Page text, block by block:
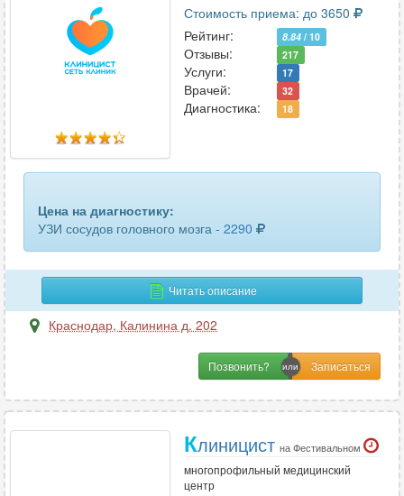
16
желчного пузыря
желчного пузыря с определением функции
кисти руки
кожи
коленного сустава 27
легких и бронхов 4
лимфоузлов брюшной полости 8
21
Стоимость приема: до 3650
Рейтинг:
8.84 / 10
Отзывы: 217
Услуги: 17
Врачей: 32
Диагностика: 18
Цена на диагностику:
УЗИ сосудов головного мозга - 2290
Читать описание
Краснодар, Калинина д. 202
Позвонить?
Клиницист на Фестивальном
многопрофильный медицинский
центр